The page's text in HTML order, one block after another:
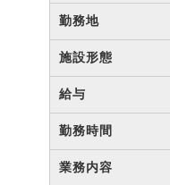
勤務地
施設形態
給与
勤務時間
業務内容